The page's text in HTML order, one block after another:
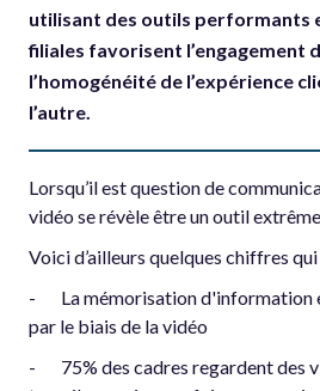
utilisant des outils performants
filiales favorisent l’engagement
l’homogénéité de l’expérience
l’autre.
Lorsqu’il est question de
vidéo se révèle être un outil
Voici d’ailleurs quelques chiffres
- La mémorisation d'information
par le biais de la vidéo
- 75% des cadres regardent des